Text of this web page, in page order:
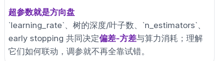
超参数就是方向盘
`learning_rate`、树的深度/叶子数、`n_estimators`、
early stopping 共同决定偏差-方差与算力消耗；理解
它们如何联动，调参就不再全靠试错。